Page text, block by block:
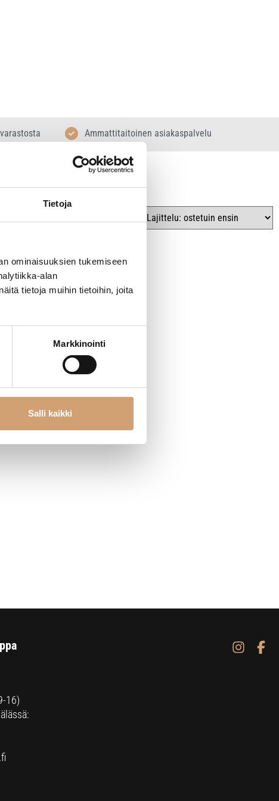
Tietoja
ominaisuuksien tukemiseen
alan
tietoja muihin tietoihin, joita
Markkinointi
Salli kaikki
Ammattitaitoinen asiakaspalvelu
16)